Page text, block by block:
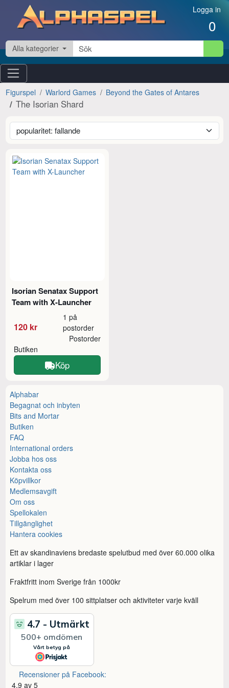
Hoppa till innehåll Logga in
0
Alla kategorier
Figurspel Warlord Games Beyond the Gates of Antares
The Isorian Shard
Isorian Senatax Support
Team with X-Launcher
120 kr
1 på
postorder
Butiken
Postorder
Köp
Alphabar
Begagnat och inbyten
Bits and Mortar
Butiken
FAQ
International orders
Jobba hos oss
Kontakta oss
Köpvillkor
Medlemsavgift
Om oss
Spellokalen
Tillgänglighet
Hantera cookies
Ett av skandinaviens bredaste spelutbud med över 60.000 olika
artiklar i lager
Fraktfritt inom Sverige från 1000kr
Spelrum med över 100 sittplatser och aktiviteter varje kväll
Recensioner på Facebook:
4,9 av 5